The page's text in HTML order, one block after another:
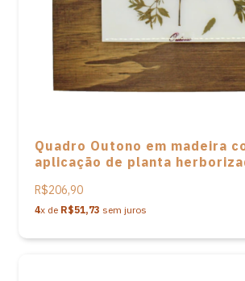
Quadro Outono em madeira
aplicação de planta
R$206,90
4x de R$51,73 sem juros